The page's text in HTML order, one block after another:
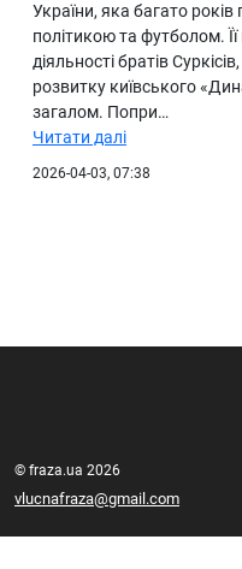
України, яка багато
політикою та футболом.
діяльності братів
розвитку київського
загалом. Попри…
Читати далі
2026-04-03, 07:38
© fraza.ua 2026
vlucnafraza@gmail.com